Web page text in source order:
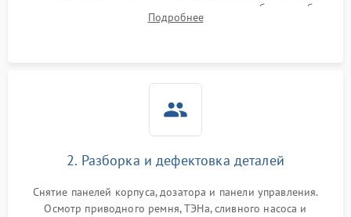
выявления посторонних шумов, протечек или сбоев в работе
электронного модуля управления.
Подробнее
2. Разборка и дефектовка деталей
Снятие панелей корпуса, дозатора и панели управления.
Осмотр приводного ремня, ТЭНа, сливного насоса и